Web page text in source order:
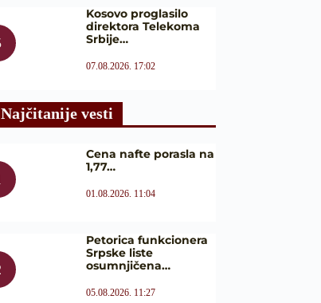
Kosovo proglasilo
direktora Telekoma
Srbije…
07.08.2026. 17:02
Najčitanije vesti
Cena nafte porasla na
1,77…
01.08.2026. 11:04
Petorica funkcionera
Srpske liste
osumnjičena…
05.08.2026. 11:27